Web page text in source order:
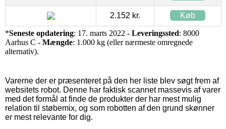
2.152 kr. Køb
*Seneste opdatering: 17. marts 2022 - Leveringssted: 8000
Aarhus C - Mængde: 1.000 kg (eller nærmeste omregnede
alternativ).
Varerne der er præsenteret på den her liste blev søgt frem af
websitets robot. Denne har faktisk scannet massevis af varer
med det formål at finde de produkter der har mest mulig
relation til støbemix, og som robotten af den grund skønner
er mest relevante for dig.